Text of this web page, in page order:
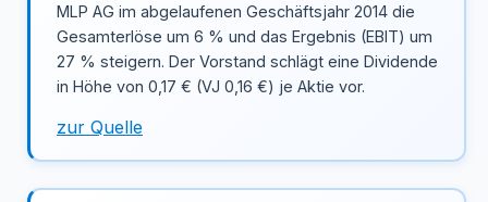
MLP AG im abgelaufenen Geschäftsjahr 2014 die
Gesamterlöse um 6 % und das Ergebnis (EBIT) um
27 % steigern. Der Vorstand schlägt eine Dividende
in Höhe von 0,17 € (VJ 0,16 €) je Aktie vor.
zur Quelle